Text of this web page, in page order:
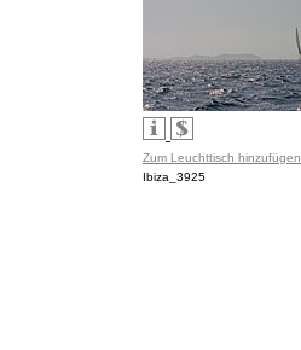
Zum Leuchttisch hinzufügen
Ibiza_3925